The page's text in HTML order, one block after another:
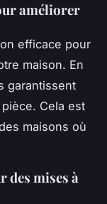
améliorer
efficace pour
maison. En
garantissent
Cela est
maisons où
des mises à